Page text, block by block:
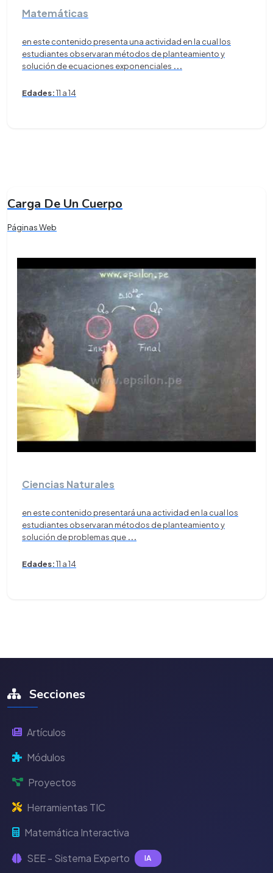
Matemáticas
en este contenido presenta una actividad en la cual los
estudiantes observaran métodos de planteamiento y
solución de ecuaciones exponenciales ...
Edades:11 a 14
Carga De Un Cuerpo
Páginas Web
Ciencias Naturales
en este contenido presentará una actividad en la cual los
estudiantes observaran métodos de planteamiento y
solución de problemas que ...
Edades:11 a 14
Secciones
Artículos
Módulos
Proyectos
Herramientas TIC
Matemática Interactiva
SEE - Sistema Experto IA